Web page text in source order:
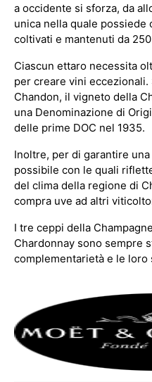
a occidente si sforza, da
unica nella quale
coltivati e mantenuti da
Ciascun ettaro necessita
per creare vini
Chandon, il vigneto della
una Denominazione di
delle prime DOC nel 1935.
Inoltre, per di garantire
possibile con le quali
del clima della regione di
compra uve ad altri
I tre ceppi della
Chardonnay sono sempre
complementarietà e le loro